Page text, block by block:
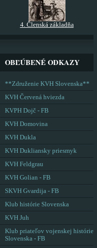
4. Členská základňa
OBĽÚBENÉ ODKAZY
**Združenie KVH Slovenska**
KVH Červená hviezda
KVPH Dojč - FB
KVH Domovina
KVH Dukla
KVH Dukliansky priesmyk
KVH Feldgrau
KVH Golian - FB
SKVH Gvardija - FB
Klub histórie Slovenska
KVH Juh
Klub priateľov vojenskej histórie
Slovenska - FB